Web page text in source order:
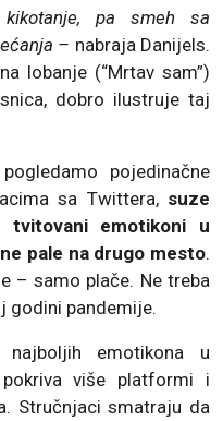
pa smeh sa
– nabraja Danijels.
lobanje (“Mrtav sam”)
dobro ilustruje taj
pojedinačne
sa Twittera,suze
tvitovani emotikoni u
pale na drugo mesto.
– samo plače. Ne treba
godini pandemije.
emotikona u
više platformi i
Stručnjaci smatraju da